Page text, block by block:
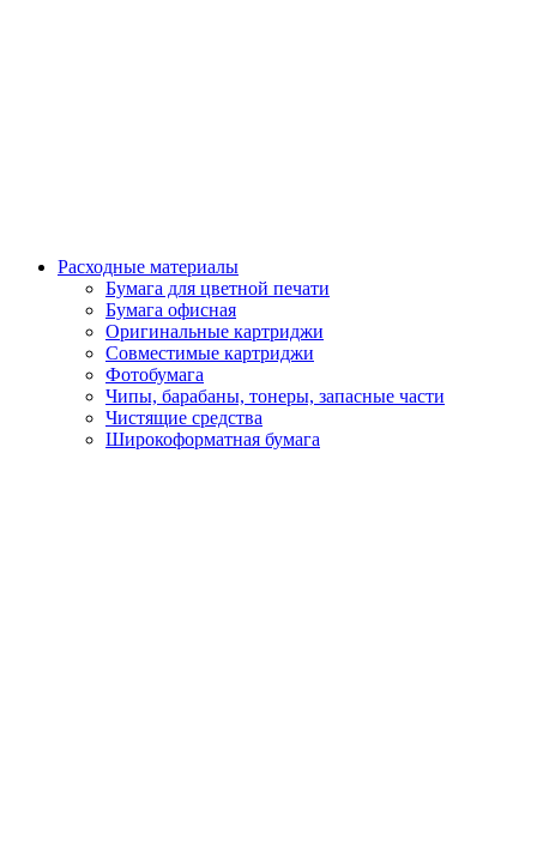
Расходные материалы
Бумага для цветной печати
Бумага офисная
Оригинальные картриджи
Совместимые картриджи
Фотобумага
Чипы, барабаны, тонеры, запасные части
Чистящие средства
Широкоформатная бумага